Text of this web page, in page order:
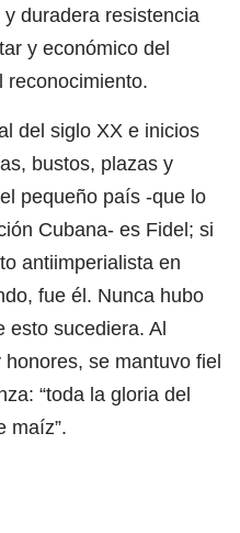
duradera resistencia
y económico del
reconocimiento.
del siglo XX e inicios
bustos, plazas y
pequeño país -que lo
Cubana- es Fidel; si
antiimperialista en
fue él. Nunca hubo
esto sucediera. Al
se mantuvo fiel
“toda la gloria del
maíz”.